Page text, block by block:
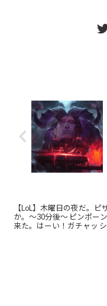
【LoL】木曜日の夜だ。ピ
か。〜30分後〜 ピンポー
来た。はーい！ガチャッ シヴィア「報酬